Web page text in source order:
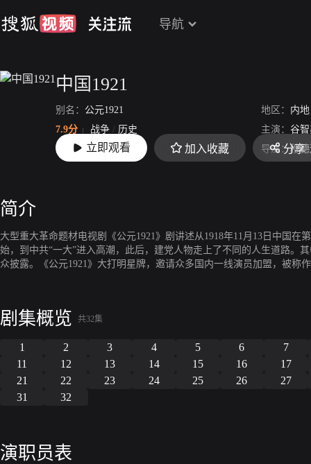
导航
中国1921
别名： 公元1921 地区： 内地
7.9分
战争 / 历史 主演： 谷
上映： 2011-05-16 导演：穆
立即观看 加入收藏 分享
简介
大型重大革命题材电视剧《公元1921》剧讲述从1918年11月13日中国在
始，到中共“一大”进入高潮，此后，建党人物走上了不同的人生道路。
众披露。《公元1921》大打明星牌，邀请众多国内一线演员加盟，被称
剧集概览 共32集
1 2 3 4 5 6
7
11
12 13 14 15 16
17
21
22 23 24 25 26
27
31
32
演职员表